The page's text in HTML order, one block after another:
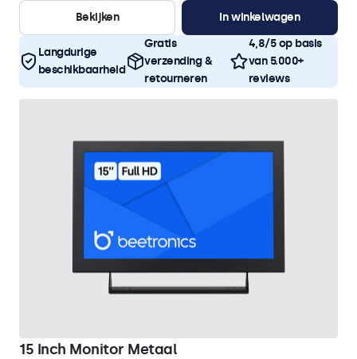
Bekijken
In winkelwagen
Langdurige
beschikbaarheid
Gratis
verzending &
retourneren
4,8/5 op basis
van 5.000+
reviews
15 Inch Monitor Metaal